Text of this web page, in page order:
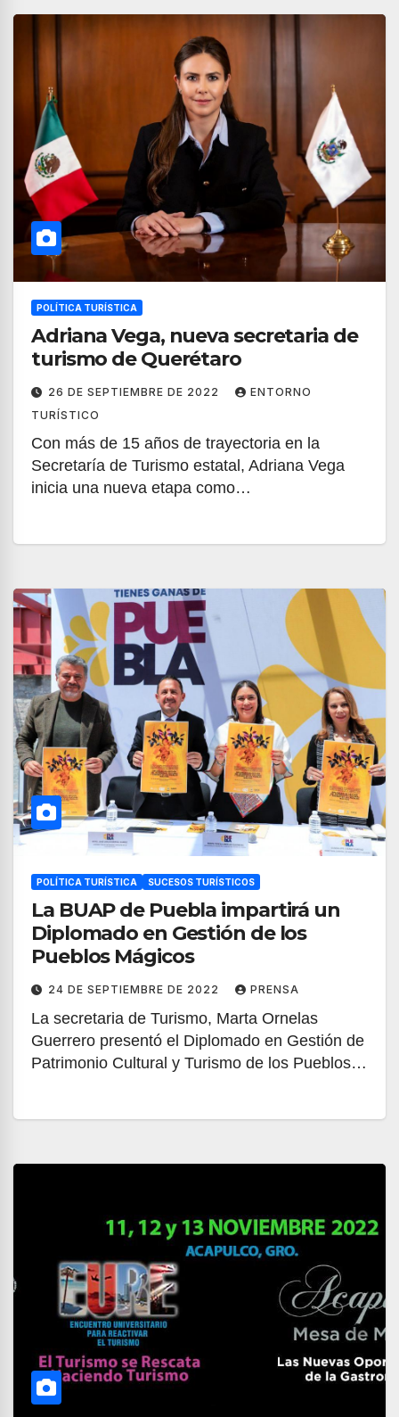
POLÍTICA TURÍSTICA
Adriana Vega, nueva secretaria de
turismo de Querétaro
26 DE SEPTIEMBRE DE 2022
ENTORNO
TURÍSTICO
Con más de 15 años de trayectoria en la
Secretaría de Turismo estatal, Adriana Vega
inicia una nueva etapa como…
POLÍTICA TURÍSTICA SUCESOS TURÍSTICOS
La BUAP de Puebla impartirá un
Diplomado en Gestión de los
Pueblos Mágicos
24 DE SEPTIEMBRE DE 2022 PRENSA
La secretaria de Turismo, Marta Ornelas
Guerrero presentó el Diplomado en Gestión de
Patrimonio Cultural y Turismo de los Pueblos…